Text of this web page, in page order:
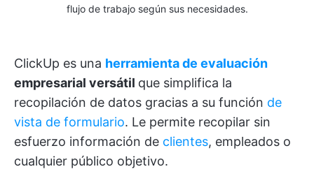
flujo de trabajo según sus necesidades.
ClickUp es una herramienta de evaluación
empresarial versátil que simplifica la
recopilación de datos gracias a su función de
vista de formulario. Le permite recopilar sin
esfuerzo información de clientes, empleados o
cualquier público objetivo.